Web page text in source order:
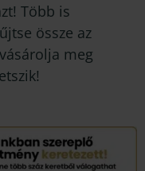
Több is
össze az
meg